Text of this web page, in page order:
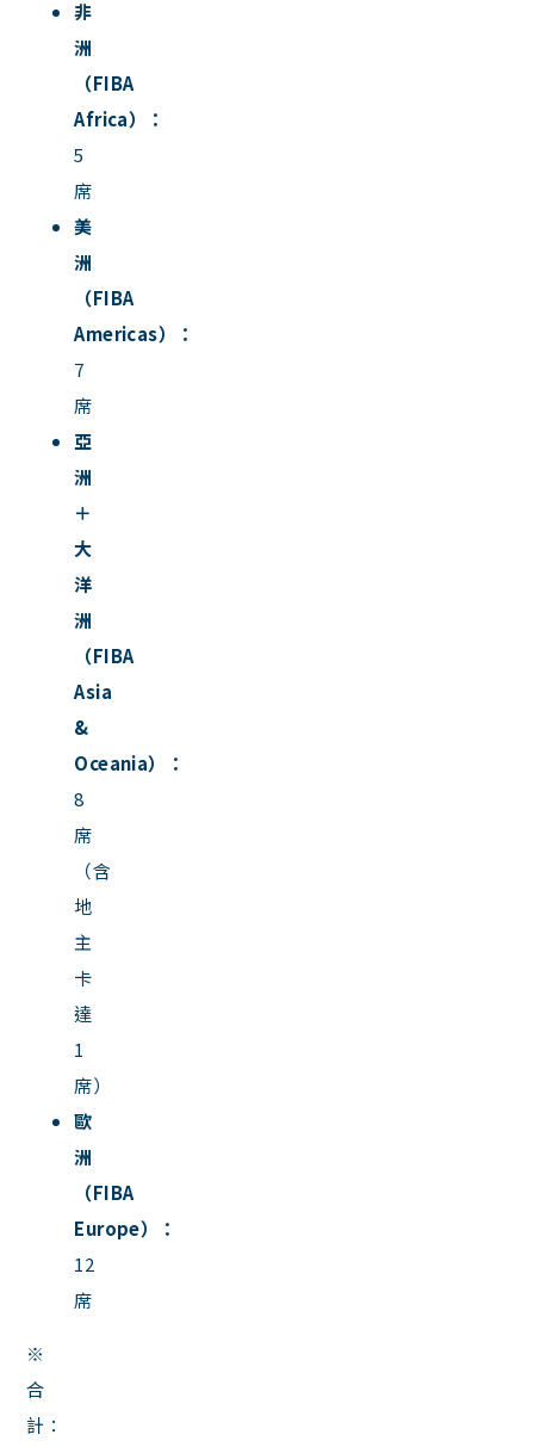
非
洲
（FIBA
Africa）：
5
席
美
洲
（FIBA
Americas）：
7
席
亞
洲
＋
大
洋
洲
（FIBA
Asia
&
Oceania）：
8
席
（含
地
主
卡
達
1
席）
歐
洲
（FIBA
Europe）：
12
席
※
合
計：